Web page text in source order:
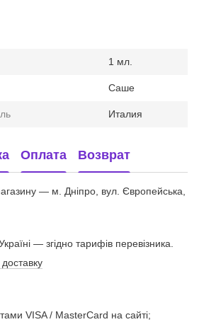
1 мл.
Саше
Италия
Оплата Возврат
— м. Дніпро, вул. Європейська,
— згідно тарифів перевізника.
VISA / MasterCard на сайті;